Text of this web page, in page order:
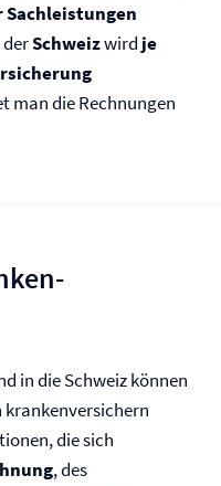
Sachleistungen
derSchweizwird je
man die Rechnungen
in die Schweiz können
krankenversichern
die sich
, des